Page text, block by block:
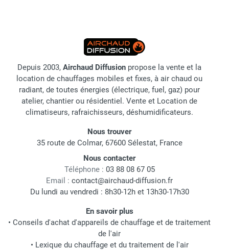
Depuis 2003, Airchaud Diffusion propose la vente et la
location de chauffages mobiles et fixes, à air chaud ou
radiant, de toutes énergies (électrique, fuel, gaz) pour
atelier, chantier ou résidentiel. Vente et Location de
climatiseurs, rafraichisseurs, déshumidificateurs.
Nous trouver
35 route de Colmar, 67600 Sélestat, France
Nous contacter
Téléphone : 03 88 08 67 05
Email : contact@airchaud-diffusion.fr
Du lundi au vendredi : 8h30-12h et 13h30-17h30
En savoir plus
• Conseils d'achat d'appareils de chauffage et de traitement
de l'air
• Lexique du chauffage et du traitement de l'air